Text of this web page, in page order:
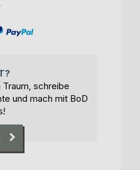
Traum, schreibe
und mach mit BoD